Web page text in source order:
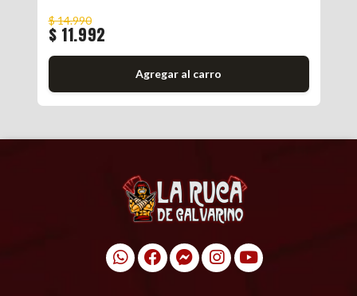
$ 14.990
$ 11.992
Agregar al carro